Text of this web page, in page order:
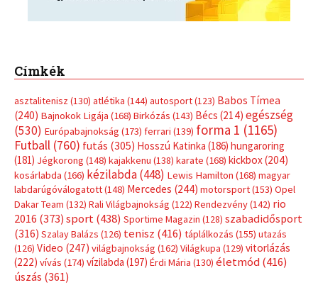
Címkék
asztalitenisz (130) atlétika (144) autosport(123) Babos Tímea
(240) Bajnokok Ligája (168) Birkózás (143) Bécs (214) egészség
(530) Európabajnokság (173) ferrari (139) forma 1 (1165)
Futball (760) futás (305) Hosszú Katinka (186) hungaroring
(181) Jégkorong (148) kajakkenu (138) karate (168) kickbox(204)
kosárlabda (166) kézilabda(448) Lewis Hamilton (168) magyar
labdarúgóválogatott(148) Mercedes (244) motorsport(153) Opel
Dakar Team (132) Rali Világbajnokság (122) Rendezvény(142) rio
2016 (373) sport(438) Sportime Magazin (128) szabadidősport
(316) Szalay Balázs (126) tenisz (416) táplálkozás (155) utazás
(126) Video (247) világbajnokság (162) Világkupa (129) vitorlázás
(222) vívás (174) vízilabda (197) Érdi Mária (130) életmód(416)
úszás (361)